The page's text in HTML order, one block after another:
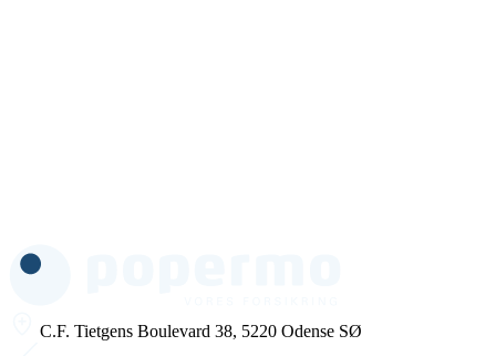
C.F. Tietgens Boulevard 38, 5220 Odense SØ